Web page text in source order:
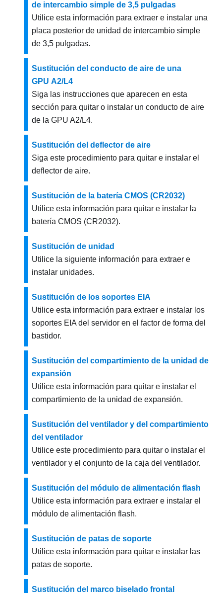
de intercambio simple de 3,5 pulgadas
Utilice esta información para extraer e instalar una
placa posterior de unidad de intercambio simple
de 3,5 pulgadas.
Sustitución del conducto de aire de una
GPU A2/L4
Siga las instrucciones que aparecen en esta
sección para quitar o instalar un conducto de aire
de la GPU A2/L4.
Sustitución del deflector de aire
Siga este procedimiento para quitar e instalar el
deflector de aire.
Sustitución de la batería CMOS (CR2032)
Utilice esta información para quitar e instalar la
batería CMOS (CR2032).
Sustitución de unidad
Utilice la siguiente información para extraer e
instalar unidades.
Sustitución de los soportes EIA
Utilice esta información para extraer e instalar los
soportes EIA del servidor en el factor de forma del
bastidor.
Sustitución del compartimiento de la unidad de
expansión
Utilice esta información para quitar e instalar el
compartimiento de la unidad de expansión.
Sustitución del ventilador y del compartimiento
del ventilador
Utilice este procedimiento para quitar o instalar el
ventilador y el conjunto de la caja del ventilador.
Sustitución del módulo de alimentación flash
Utilice esta información para extraer e instalar el
módulo de alimentación flash.
Sustitución de patas de soporte
Utilice esta información para quitar e instalar las
patas de soporte.
Sustitución del marco biselado frontal